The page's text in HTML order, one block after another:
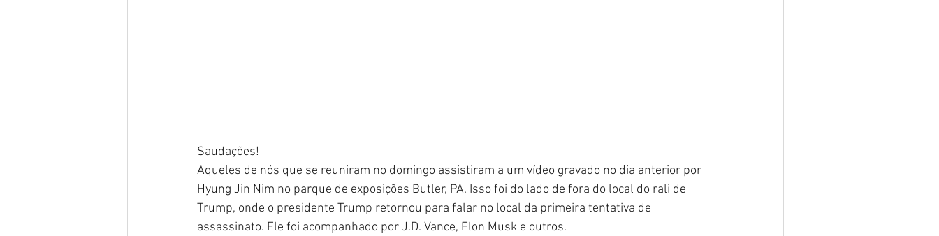
Saudações!
Aqueles de nós que se reuniram no domingo assistiram a um vídeo gravado no dia anterior por
Hyung Jin Nim no parque de exposições Butler, PA. Isso foi do lado de fora do local do rali de
Trump, onde o presidente Trump retornou para falar no local da primeira tentativa de
assassinato. Ele foi acompanhado por J.D. Vance, Elon Musk e outros.